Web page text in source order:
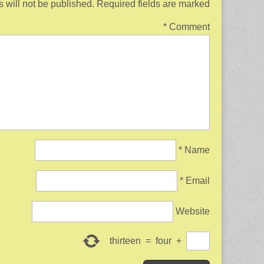
will not be published. Required fields are marked
Comment
*
Name
*
Email
*
Website
+
four
=
thirteen